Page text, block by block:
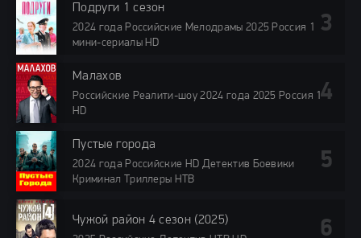
Подруги 1 сезон
2024 года Российские Мелодрамы 2025 Россия 1
мини-сериалы HD
Малахов
Российские Реалити-шоу 2024 года 2025 Россия 1
HD
Пустые города
2024 года Российские HD Детектив Боевики
Криминал Триллеры НТВ
Чужой район 4 сезон (2025)